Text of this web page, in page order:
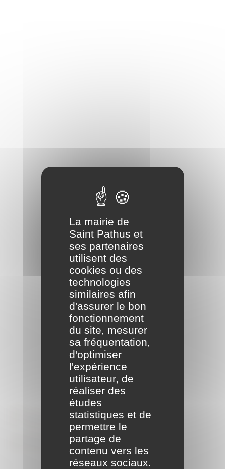
Formalités
entreprises
La mairie de
Saint Pathus et
ses partenaires
utilisent des
cookies ou des
technologies
similaires afin
d'assurer le bon
fonctionnement
du site, mesurer
sa fréquentation,
d'optimiser
l'expérience
utilisateur, de
réaliser des
études
statistiques et de
permettre le
partage de
contenu vers les
réseaux sociaux.